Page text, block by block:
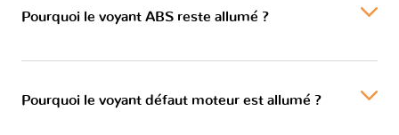
Pourquoi le voyant ABS reste allumé ?
Pourquoi le voyant défaut moteur est allumé ?